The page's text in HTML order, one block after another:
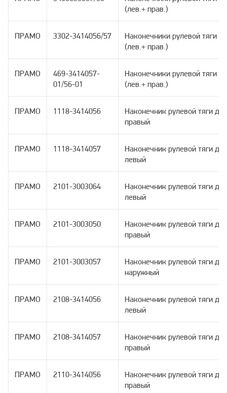
(лев.+ прав.)
ПРАМО 3302-3414056/57
Наконечники рулевой тяги
(лев.+ прав.)
ПРАМО
469-3414057-
01/56-01
Наконечники рулевой тяги
(лев.+ прав.)
ПРАМО 1118-3414056
Наконечник рулевой тяги
правый
ПРАМО 1118-3414057
Наконечник рулевой тяги
левый
ПРАМО 2101-3003064
Наконечник рулевой тяги
левый
ПРАМО 2101-3003050
Наконечник рулевой тяги
правый
ПРАМО 2101-3003057
Наконечник рулевой тяги
наружный
ПРАМО 2108-3414056
Наконечник рулевой тяги
левый
ПРАМО 2108-3414057
Наконечник рулевой тяги
правый
ПРАМО 2110-3414056
Наконечник рулевой тяги
правый